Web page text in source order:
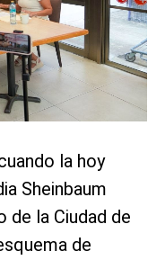
la hoy
Sheinbaum
de la Ciudad de
de